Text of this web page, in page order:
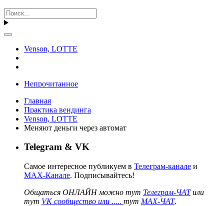
Venson, LOTTE
Непрочитанное
Главная
Практика вендинга
Venson, LOTTE
Меняют деньги через автомат
Telegram & VK
Самое интересное публикуем в Телеграм-канале и
MAX-Канале. Подписывайтесь!
Общаться ОНЛАЙН можно тут Телеграм-ЧАТили
тут VK сообщество или ..... тут MAX-ЧАТ.